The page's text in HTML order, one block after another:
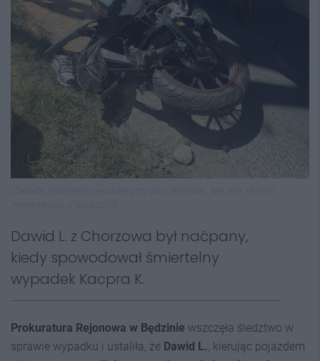
Dawid L. z Chorzowa był naćpany,
kiedy spowodował śmiertelny
wypadek Kacpra K.
Prokuratura Rejonowa w Będzinie wszczęła śledztwo w
sprawie wypadku i ustaliła, że Dawid L., kierując pojazdem